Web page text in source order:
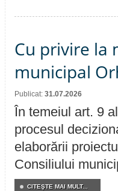
Cu privire la
municipal
Publicat: 31.07.2026
În temeiul art. 9
procesul
elaborării
Consiliului
CITEŞTE MAI MULT...